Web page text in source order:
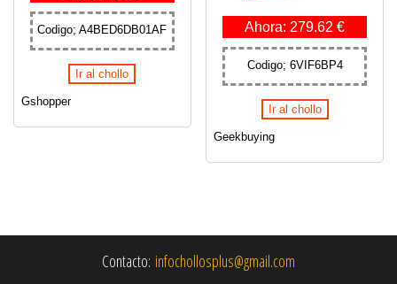
Codigo; A4BED6DB01AF
Ir al chollo
Gshopper
Ahora: 279.62 €
Codigo; 6VIF6BP4
Ir al chollo
Geekbuying
Contacto: infochollosplus@gmail.com